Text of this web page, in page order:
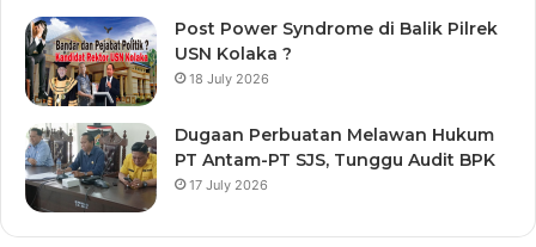
Post Power Syndrome di Balik Pilrek
USN Kolaka ?
18 July 2026
Dugaan Perbuatan Melawan Hukum
PT Antam-PT SJS, Tunggu Audit BPK
17 July 2026